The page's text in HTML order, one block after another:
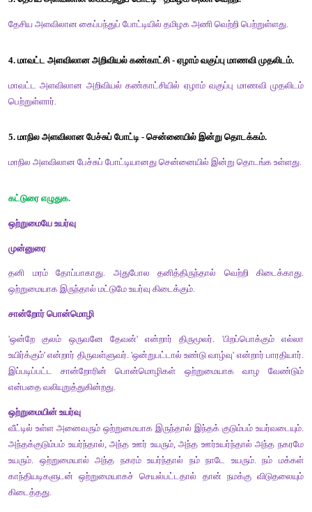
3. --------- சொற்களைப் பேச வேண்டும்?
4. அறநெறிச் சாரம் பாடலை ---------?
5. அறநெறிச் சாரம் என்பதன் பொருள் ---------?
பின்வரும் தொடரைப் படித்து வினாக்கள் எழுதுக.
பூங்கொடி தன் தோழியுடன் திங்கட்கிழமை காலையில் பேருந்தில்
சென்றாள்.
1. பூங்கொடி யாருடன் பள்ளிக்குச் சென்றாள்?
2. பூங்கொடி எப்பொழுது பள்ளிக்குச் சென்றாள்?
3. பூங்கொடி தோழியுடன் எங்கு சென்றாள்?
தலைப்புச்சொற்களை முழு சொற்றொடர்களாக எழுதுக.
(எ.கா) தலைப்புச்செய்தி : தமிழகத்தில் வடகிழக்குப் பருவ
வானிலை மையம் அறிவிப்பு.